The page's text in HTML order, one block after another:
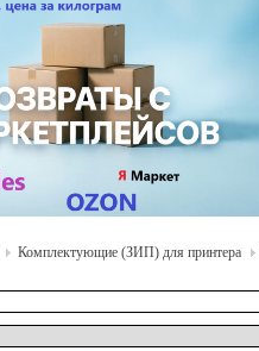
Комплектующие (ЗИП) для принтера